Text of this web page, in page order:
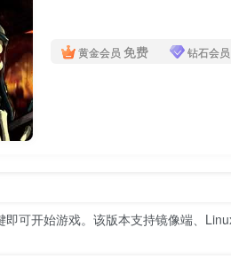
黄金会员 免费 钻石会员
可开始游戏。该版本支持镜像端、